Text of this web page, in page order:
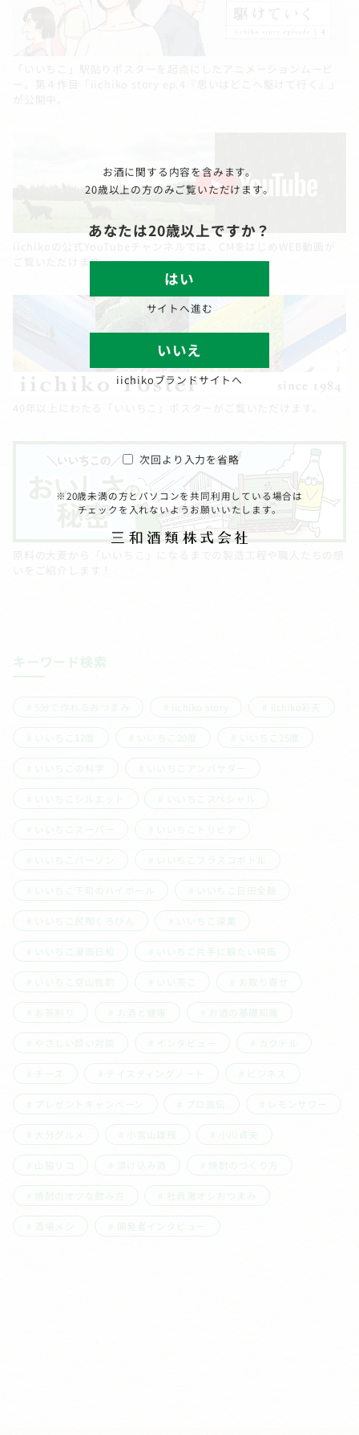
ご覧いただけます。
キーワード検索
5分で作れるおつまみ iichiko story iichiko彩天
いいちこ12度 いいちこ20度 いいちこ25度
いいちこの科学 いいちこアンバサダー
いいちこシルエット いいちこスペシャル
いいちこスーパー いいちこトリビア
いいちこパーソン いいちこフラスコボトル
いいちこ下町のハイボール いいちこ日田全麹
いいちこ民陶くろびん いいちこ深薫
いいちこ漫画日和 いいちこ片手に観たい映画
いいちこ空山独酌 いい茶こ お取り寄せ
お茶割り お酒と健康 お酒の基礎知識
やさしい酔い対談 インタビュー カクテル
チーズ テイスティングノート ビジネス
プレゼントキャンペーン プロ直伝 レモンサワー
大分グルメ 小宮山雄飛 小川貞夫
山脇リコ 漬け込み酒 焼酎のつくり方
焼酎のオツな飲み方 社員激オシおつまみ
酒場メシ 開発者インタビュー
お酒に関する内容を含みます。
20歳以上の方のみご覧いただけます。
あなたは20歳以上ですか？
はい
サイトへ進む
いいえ
iichikoブランドサイトへ
次回より入力を省略
※20歳未満の方とパソコンを共同利用している場合は
チェックを入れないようお願いいたします。